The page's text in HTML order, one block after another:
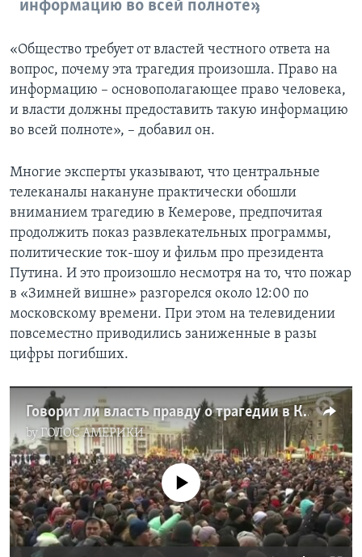
информацию во всей полноте»,
«Общество требует от властей честного ответа на
вопрос, почему эта трагедия произошла. Право на
информацию – основополагающее право человека,
и власти должны предоставить такую информацию
во всей полноте», – добавил он.
Многие эксперты указывают, что центральные
телеканалы накануне практически обошли
вниманием трагедию в Кемерове, предпочитая
продолжить показ развлекательных программы,
политические ток-шоу и фильм про президента
Путина. И это произошло несмотря на то, что пожар
в «Зимней вишне» разгорелся около 12:00 по
московскому времени. При этом на телевидении
повсеместно приводились заниженные в разы
цифры погибших.
Говорит ли власть правду о трагедии в Кемерове?
by ГОЛОС АМЕРИКИ
No media source currently available